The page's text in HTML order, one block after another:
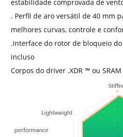
estabilidade comprovada de
. Perfil de aro versátil de 40 mm
melhores curvas, controle e
.Interface do rotor de bloqueio
incluso
Corpos do driver .XDR ™ ou